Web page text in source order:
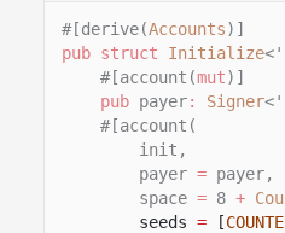
#[derive(Accounts)]
pub struct
Initialize<'
#[account(mut)]
pub payer: Signer<'
#[account(
init,
payer = payer,
space = 8 +
seeds = [